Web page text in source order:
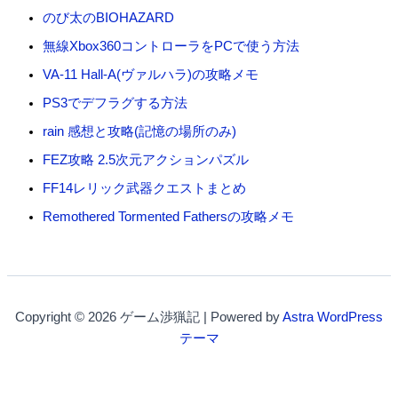
のび太のBIOHAZARD
無線Xbox360コントローラをPCで使う方法
VA-11 Hall-A(ヴァルハラ)の攻略メモ
PS3でデフラグする方法
rain 感想と攻略(記憶の場所のみ)
FEZ攻略 2.5次元アクションパズル
FF14レリック武器クエストまとめ
Remothered Tormented Fathersの攻略メモ
Copyright © 2026 ゲーム渉猟記 | Powered byAstra WordPress
テーマ